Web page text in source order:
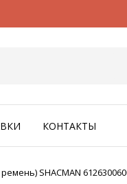
КОНТАКТЫ
SHACMAN